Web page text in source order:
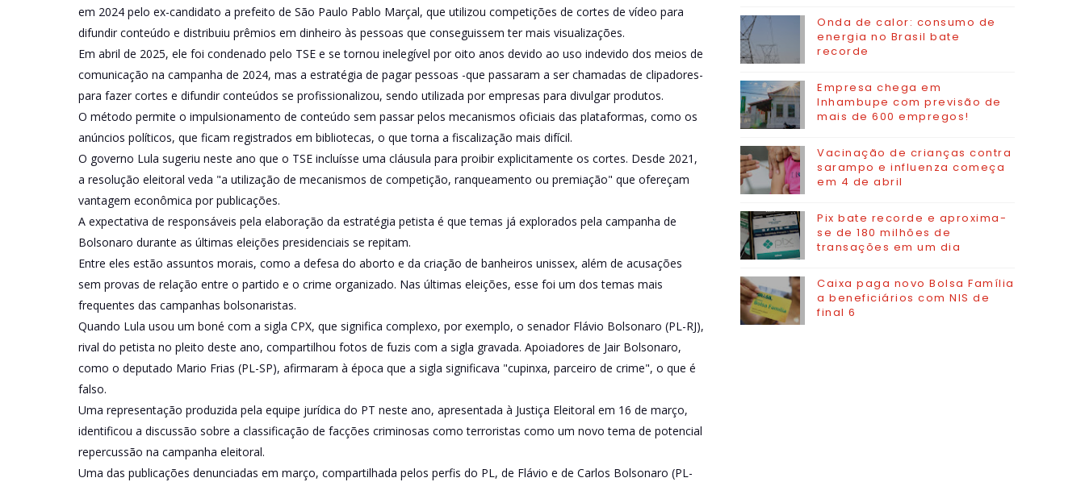
em 2024 pelo ex-candidato a prefeito de São Paulo Pablo Marçal, que utilizou competições de cortes de vídeo para
difundir conteúdo e distribuiu prêmios em dinheiro às pessoas que conseguissem ter mais visualizações.
Em abril de 2025, ele foi condenado pelo TSE e se tornou inelegível por oito anos devido ao uso indevido dos meios de
comunicação na campanha de 2024, mas a estratégia de pagar pessoas -que passaram a ser chamadas de clipadores-
para fazer cortes e difundir conteúdos se profissionalizou, sendo utilizada por empresas para divulgar produtos.
O método permite o impulsionamento de conteúdo sem passar pelos mecanismos oficiais das plataformas, como os
anúncios políticos, que ficam registrados em bibliotecas, o que torna a fiscalização mais difícil.
O governo Lula sugeriu neste ano que o TSE incluísse uma cláusula para proibir explicitamente os cortes. Desde 2021,
a resolução eleitoral veda "a utilização de mecanismos de competição, ranqueamento ou premiação" que ofereçam
vantagem econômica por publicações.
A expectativa de responsáveis pela elaboração da estratégia petista é que temas já explorados pela campanha de
Bolsonaro durante as últimas eleições presidenciais se repitam.
Entre eles estão assuntos morais, como a defesa do aborto e da criação de banheiros unissex, além de acusações
sem provas de relação entre o partido e o crime organizado. Nas últimas eleições, esse foi um dos temas mais
frequentes das campanhas bolsonaristas.
Quando Lula usou um boné com a sigla CPX, que significa complexo, por exemplo, o senador Flávio Bolsonaro (PL-RJ),
rival do petista no pleito deste ano, compartilhou fotos de fuzis com a sigla gravada. Apoiadores de Jair Bolsonaro,
como o deputado Mario Frias (PL-SP), afirmaram à época que a sigla significava "cupinxa, parceiro de crime", o que é
falso.
Uma representação produzida pela equipe jurídica do PT neste ano, apresentada à Justiça Eleitoral em 16 de março,
identificou a discussão sobre a classificação de facções criminosas como terroristas como um novo tema de potencial
repercussão na campanha eleitoral.
Uma das publicações denunciadas em março, compartilhada pelos perfis do PL, de Flávio e de Carlos Bolsonaro (PL-
Onda de calor: consumo de
energia no Brasil bate
recorde
Empresa chega em
Inhambupe com previsão de
mais de 600 empregos!
Vacinação de crianças contra
sarampo e influenza começa
em 4 de abril
Pix bate recorde e aproxima-
se de 180 milhões de
transações em um dia
Caixa paga novo Bolsa Família
a beneficiários com NIS de
final 6